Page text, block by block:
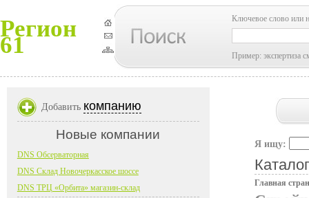
Регион
61
Ключевое слово или
Пример: экспертиза
Я ищу:
Главная
Добавить компанию
Новые компании
DNS Обсерваторная
DNS Склад Новочеркасское шоссе
DNS ТРЦ «Орбита» магазин-склад